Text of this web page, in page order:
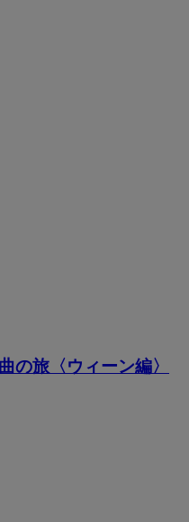
旅〈ウィーン編〉